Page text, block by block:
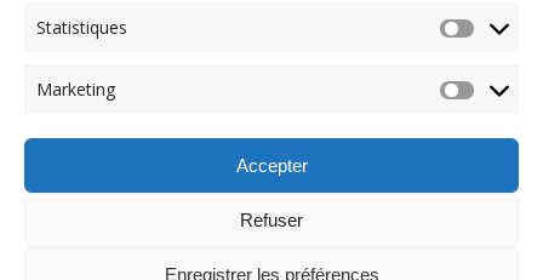
Statistiques
Marketing
Accepter
Refuser
Enregistrer les préférences
Navigation
de
l'article
Previous:
post: